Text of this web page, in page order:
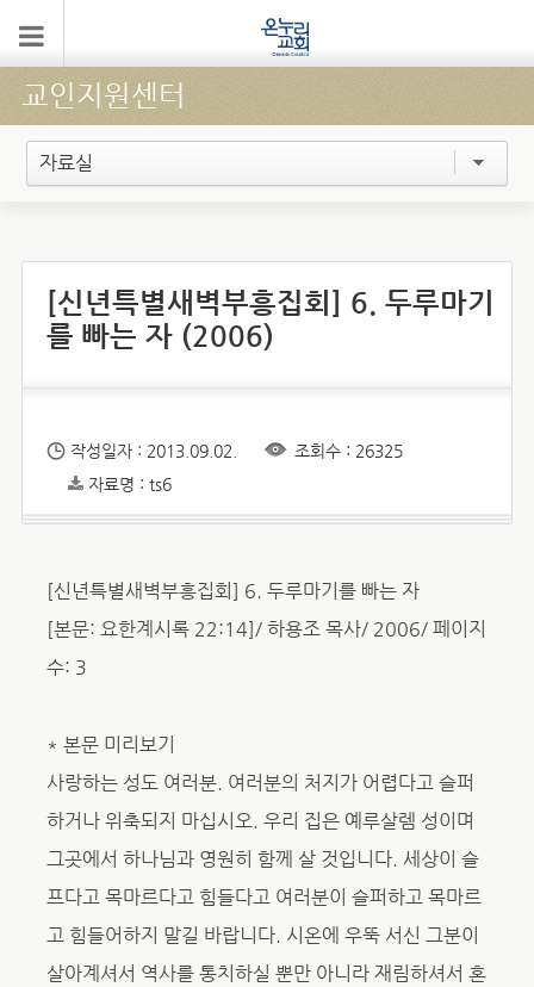
교인지원센터
자료실
[신년특별새벽부흥집회] 6. 두루마기
를 빠는 자 (2006)
작성일자 : 2013.09.02.
조회수 : 26325
자료명 : ts6
[신년특별새벽부흥집회] 6. 두루마기를 빠는 자
[본문: 요한계시록 22:14]/ 하용조 목사/ 2006/ 페이지
수: 3
* 본문 미리보기
사랑하는 성도 여러분. 여러분의 처지가 어렵다고 슬퍼
하거나 위축되지 마십시오. 우리 집은 예루살렘 성이며
그곳에서 하나님과 영원히 함께 살 것입니다. 세상이 슬
프다고 목마르다고 힘들다고 여러분이 슬퍼하고 목마르
고 힘들어하지 말길 바랍니다. 시온에 우뚝 서신 그분이
살아계셔서 역사를 통치하실 뿐만 아니라 재림하셔서 혼